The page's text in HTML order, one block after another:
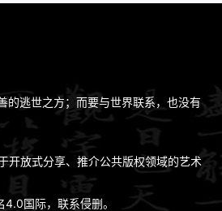
的逃世之方；而要与世界联系，也没有
开放式分享、推介公共版权领域的艺术
国际，联系侵删。